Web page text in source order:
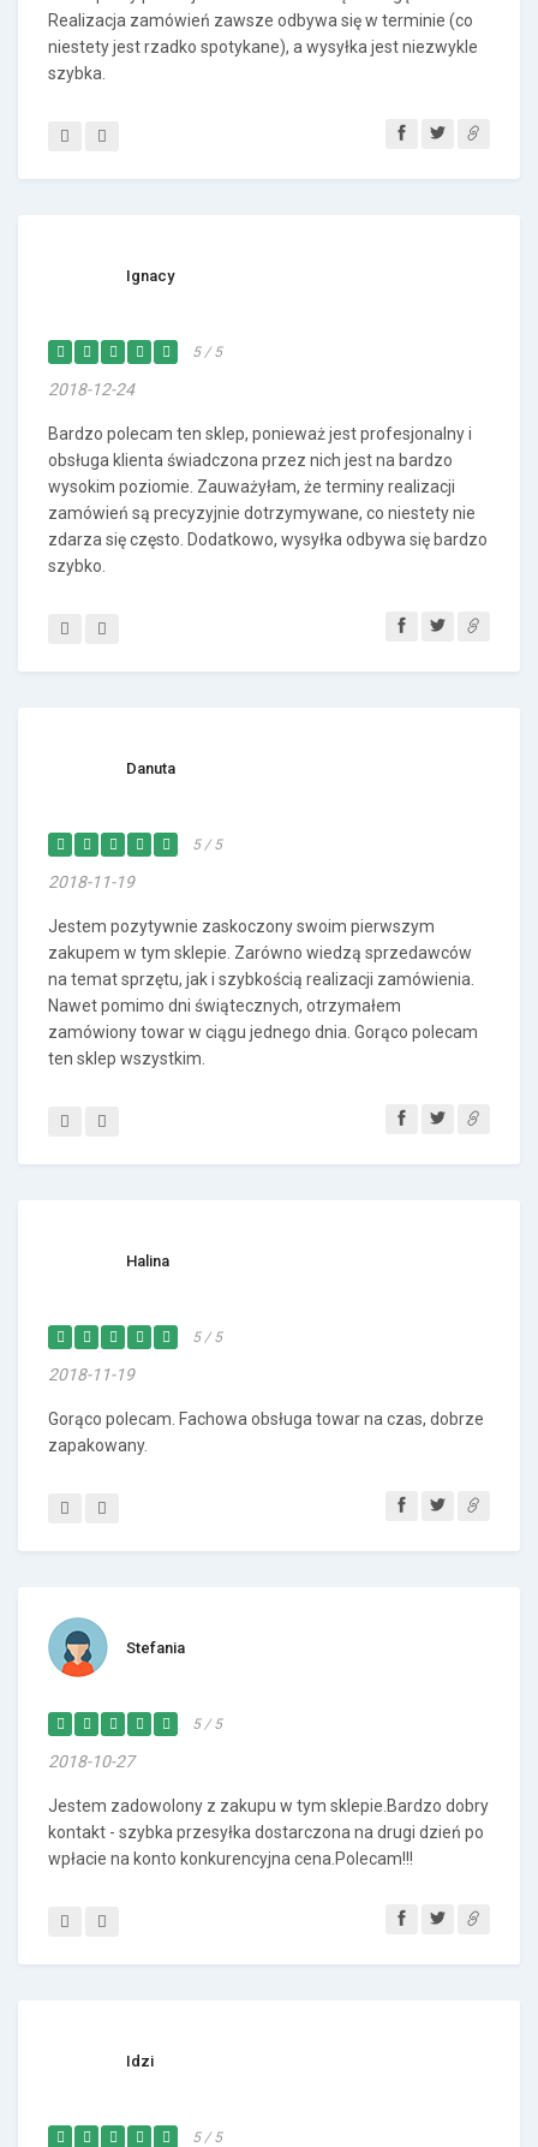
Realizacja zamówień zawsze odbywa się w terminie (co
niestety jest rzadko spotykane), a wysyłka jest niezwykle
szybka.
Ignacy
5 / 5
2018-12-24
Bardzo polecam ten sklep, ponieważ jest profesjonalny i
obsługa klienta świadczona przez nich jest na bardzo
wysokim poziomie. Zauważyłam, że terminy realizacji
zamówień są precyzyjnie dotrzymywane, co niestety nie
zdarza się często. Dodatkowo, wysyłka odbywa się bardzo
szybko.
Danuta
5 / 5
2018-11-19
Jestem pozytywnie zaskoczony swoim pierwszym
zakupem w tym sklepie. Zarówno wiedzą sprzedawców
na temat sprzętu, jak i szybkością realizacji zamówienia.
Nawet pomimo dni świątecznych, otrzymałem
zamówiony towar w ciągu jednego dnia. Gorąco polecam
ten sklep wszystkim.
Halina
5 / 5
2018-11-19
Gorąco polecam. Fachowa obsługa towar na czas, dobrze
zapakowany.
Stefania
5 / 5
2018-10-27
Jestem zadowolony z zakupu w tym sklepie.Bardzo dobry
kontakt - szybka przesyłka dostarczona na drugi dzień po
wpłacie na konto konkurencyjna cena.Polecam!!!
Idzi
5 / 5